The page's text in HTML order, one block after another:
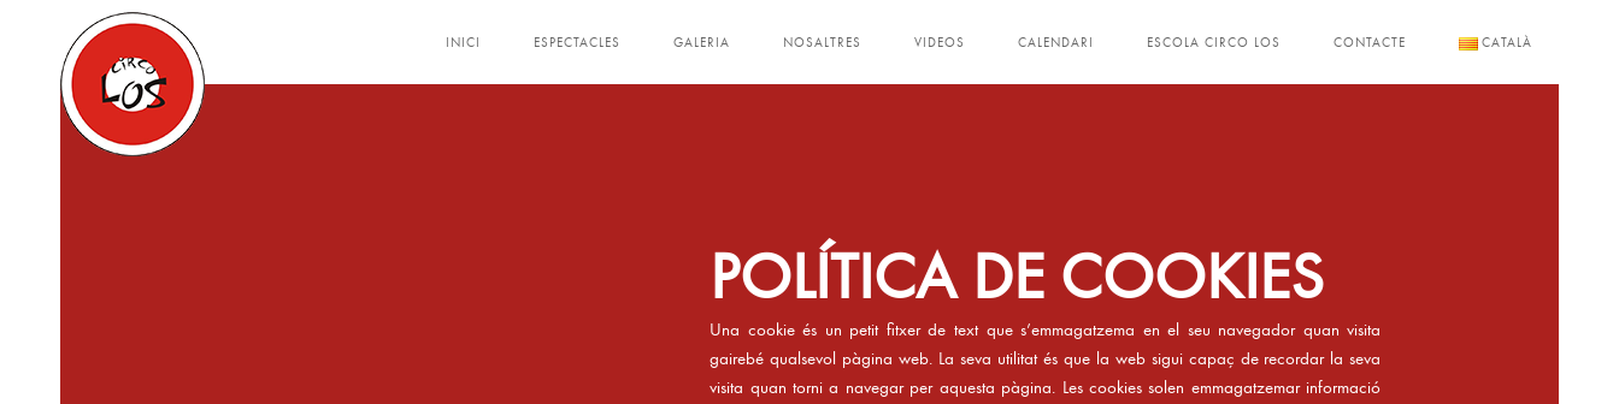
INICI ESPECTACLES GALERIA NOSALTRES VIDEOS CALENDARI ESCOLA CIRCO LOS CONTACTE CATALÀ
POLÍTICA DE COOKIES
Una cookie és un petit fitxer de text que s’emmagatzema en el seu navegador quan visita
gairebé qualsevol pàgina web. La seva utilitat és que la web sigui capaç de recordar la seva
visita quan torni a navegar per aquesta pàgina. Les cookies solen emmagatzemar informació